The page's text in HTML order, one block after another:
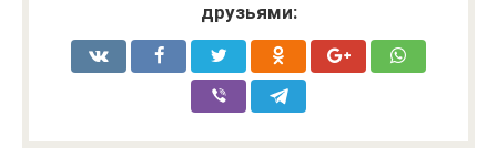
друзьями: